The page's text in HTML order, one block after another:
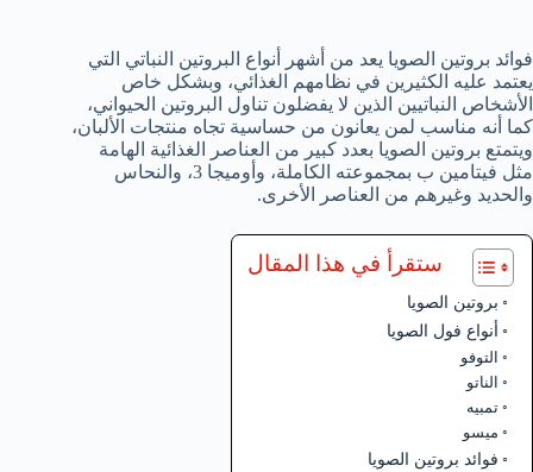
فوائد بروتين الصويا يعد من أشهر أنواع البروتين النباتي التي
يعتمد عليه الكثيرين في نظامهم الغذائي، وبشكل خاص
الأشخاص النباتيين الذين لا يفضلون تناول البروتين الحيواني،
كما أنه مناسب لمن يعانون من حساسية تجاه منتجات الألبان،
ويتمتع بروتين الصويا بعدد كبير من العناصر الغذائية الهامة
مثل فيتامين ب بمجموعته الكاملة، وأوميجا 3، والنحاس
والحديد وغيرهم من العناصر الأخرى.
ستقرأ في هذا المقال
بروتين الصويا
أنواع فول الصويا
التوفو
الناتو
تمبيه
ميسو
فوائد بروتين الصويا